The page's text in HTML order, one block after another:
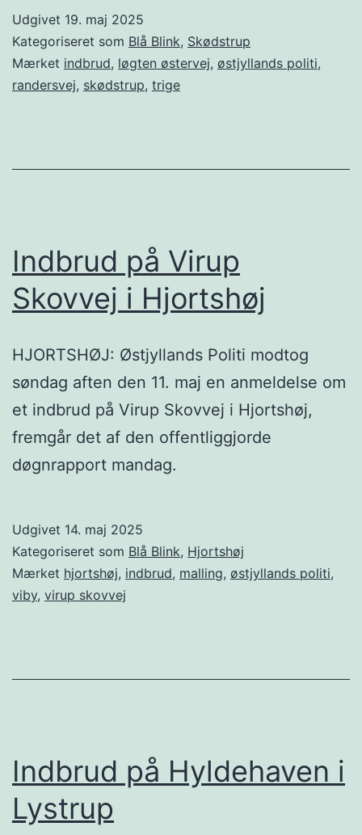
Udgivet 19. maj 2025
Kategoriseret som Blå Blink, Skødstrup
Mærket indbrud, løgten østervej, østjyllands politi,
randersvej, skødstrup, trige
Indbrud på Virup
Skovvej i Hjortshøj
HJORTSHØJ: Østjyllands Politi modtog
søndag aften den 11. maj en anmeldelse om
et indbrud på Virup Skovvej i Hjortshøj,
fremgår det af den offentliggjorde
døgnrapport mandag.
Udgivet 14. maj 2025
Kategoriseret som Blå Blink, Hjortshøj
Mærket hjortshøj, indbrud, malling, østjyllands politi,
viby, virup skovvej
Indbrud på Hyldehaven i
Lystrup